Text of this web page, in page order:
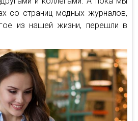
со страниц модных журналов,
из нашей жизни, перешли в